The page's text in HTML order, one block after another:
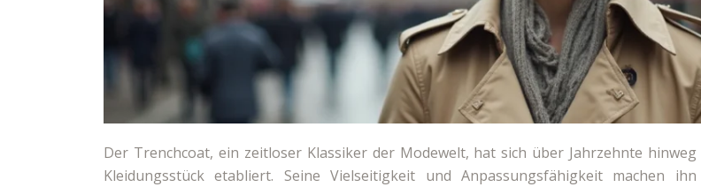
Der Trenchcoat, ein zeitloser Klassiker der Modewelt, hat sich über Jahrzehnte
Kleidungsstück etabliert. Seine Vielseitigkeit und Anpassungsfähigkeit machen